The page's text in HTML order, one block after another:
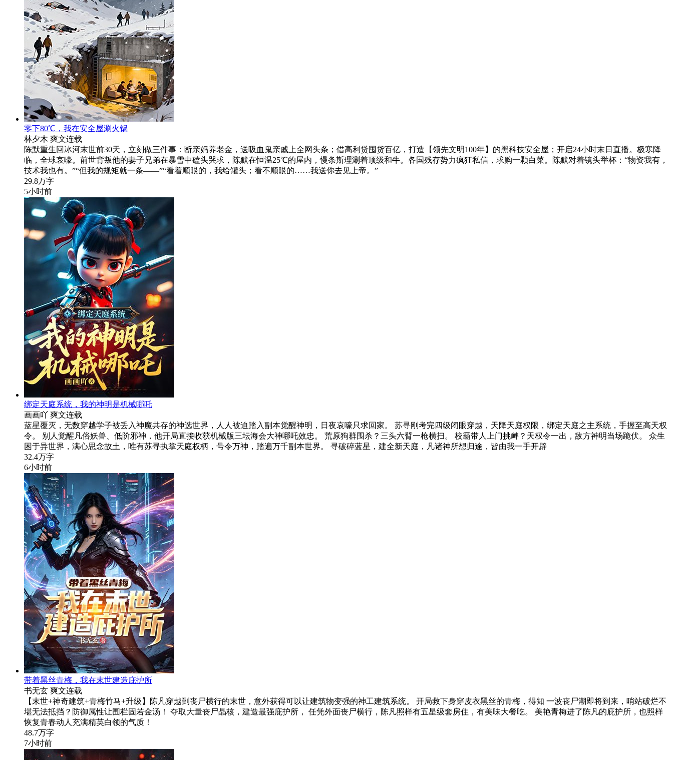
零下80℃，我在安全屋涮火锅
林夕木 爽文连载
陈默重生回冰河末世前30天，立刻做三件事：断亲妈养老金，送吸血鬼亲戚上全网头条；借高利贷囤货百亿，打造【领先文明100年】的黑科技安全屋；开启24小时末日直播。极寒降
临，全球哀嚎。前世背叛他的妻子兄弟在暴雪中磕头哭求，陈默在恒温25℃的屋内，慢条斯理涮着顶级和牛。各国残存势力疯狂私信，求购一颗白菜。陈默对着镜头举杯：“物资我有，
技术我也有。”“但我的规矩就一条——”“看着顺眼的，我给罐头；看不顺眼的……我送你去见上帝。”
29.8万字
5小时前
绑定天庭系统，我的神明是机械哪吒
画画吖 爽文连载
蓝星覆灭，无数穿越学子被丢入神魔共存的神选世界，人人被迫踏入副本觉醒神明，日夜哀嚎只求回家。 苏寻刚考完四级闭眼穿越，天降天庭权限，绑定天庭之主系统，手握至高天权
令。 别人觉醒凡俗妖兽、低阶邪神，他开局直接收获机械版三坛海会大神哪吒效忠。 荒原狗群围杀？三头六臂一枪横扫。 校霸带人上门挑衅？天权令一出，敌方神明当场跪伏。 众生
困于异世界，满心思念故土，唯有苏寻执掌天庭权柄，号令万神，踏遍万千副本世界。 寻破碎蓝星，建全新天庭，凡诸神所想归途，皆由我一手开辟
32.4万字
6小时前
带着黑丝青梅，我在末世建造庇护所
书无玄 爽文连载
【末世+神奇建筑+青梅竹马+升级】陈凡穿越到丧尸横行的末世，意外获得可以让建筑物变强的神工建筑系统。 开局救下身穿皮衣黑丝的青梅，得知 一波丧尸潮即将到来，哨站破烂不
堪无法抵挡？防御属性让围栏固若金汤！ 夺取大量丧尸晶核，建造最强庇护所， 任凭外面丧尸横行，陈凡照样有五星级套房住，有美味大餐吃。 美艳青梅进了陈凡的庇护所，也照样
恢复青春动人充满精英白领的气质！
48.7万字
7小时前